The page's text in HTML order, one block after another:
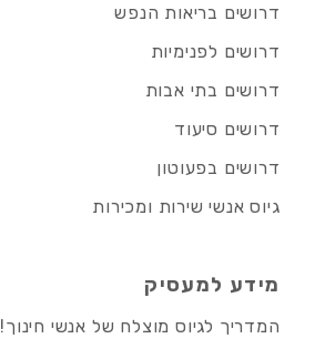
דרושים בריאות הנפש
דרושים לפנימיות
דרושים בתי אבות
דרושים סיעוד
דרושים בפעוטון
גיוס אנשי שירות ומכירות
מידע למעסיק
המדריך לגיוס מוצלח של אנשי חינוך!